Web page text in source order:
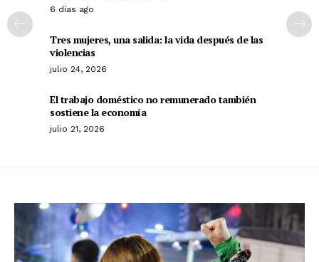
6 días ago
Tres mujeres, una salida: la vida después de las
violencias
julio 24, 2026
El trabajo doméstico no remunerado también
sostiene la economía
julio 21, 2026